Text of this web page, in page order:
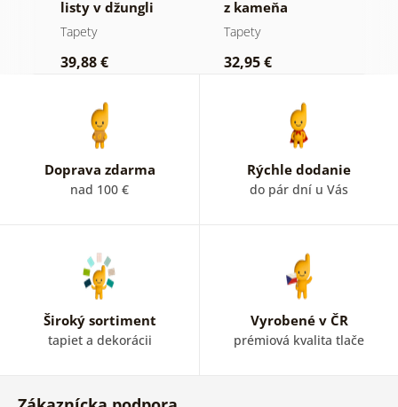
listy v džungli
Tapety
39,88 €
z kameňa
Tapety
32,95 €
Doprava zdarma
nad 100 €
Rýchle dodanie
do pár dní u Vás
Široký sortiment
tapiet a dekorácii
Vyrobené v ČR
prémiová kvalita tlače